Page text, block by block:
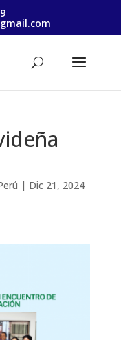
| Dic 21, 2024